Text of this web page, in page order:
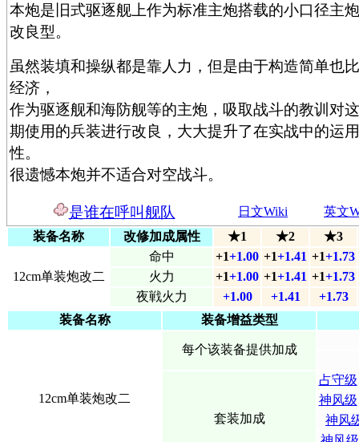
本炮是旧式驱逐舰上作为标准主炮搭载的小口径主
改良型。
虽然装填和操纵都是靠人力，但是由于构造简单也
经济，
作为驱逐舰和海防舰等的主炮，吸取战斗的教训对
期使用的兵装进行改良，大大提升了在实战中的运用
性。
很遗憾本炮并不适合对空战斗。
是谁在呼叫舰队 日文Wiki
英文
装备名称
改修加成属性 ★1 ★2 ★3
12cm单装炮改二
命中 +1+1.00 +1+1.41 +1+1.73
火力
+1+1.00 +1+1.41 +1+1.73
夜戦火力
+1.00 +1.41
+1.73
装备名称
装备增益类型
12cm单装炮改二
每个该装备提供加成
套装加成
占守级
神风级
神风